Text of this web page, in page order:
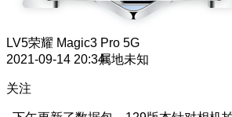
LV5荣耀 Magic3 Pro 5G
2021-09-14 20:34属地未知
关注